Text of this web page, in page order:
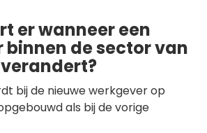
er wanneer een
binnen de sector van
bij de nieuwe werkgever op
als bij de vorige